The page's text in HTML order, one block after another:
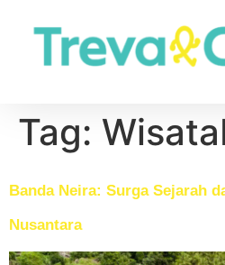
Tag:
Banda Neira: Surga Sejarah
Nusantara